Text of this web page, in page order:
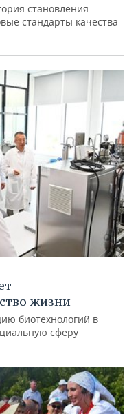
становления
стандарты качества
жизни
биотехнологий в
сферу